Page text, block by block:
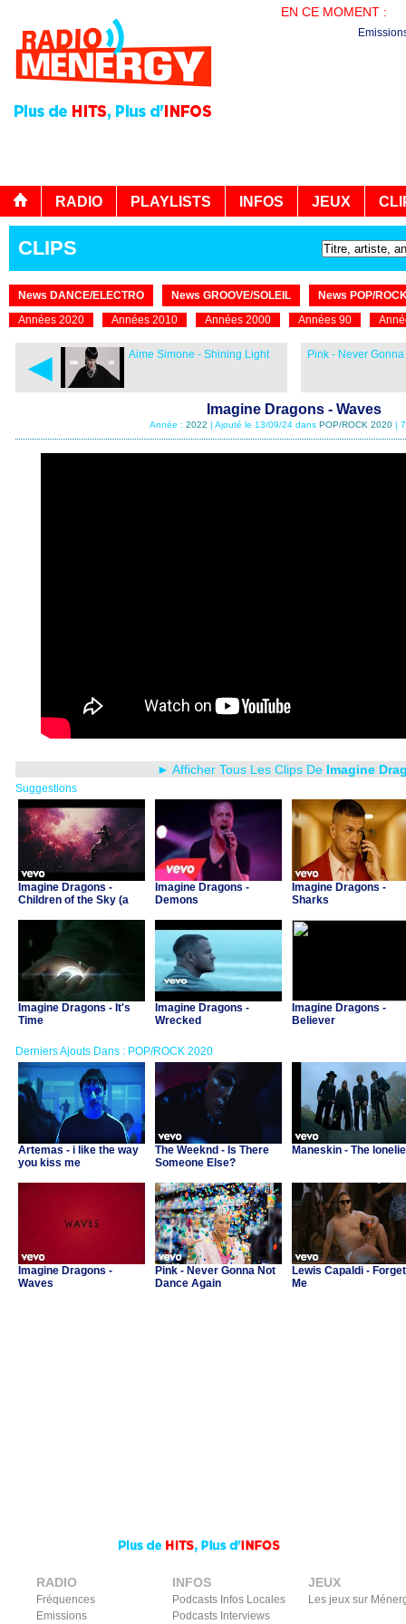
EN CE MOMENT :
RADIO PLAYLISTS INFOS JEUX
CLIPS
News DANCE/ELECTRO News GROOVE/SOLEIL
News POP/
Années 2020
Années 2010 Années 2000 Années 90
◄ Aime Simone - Shining Light Pink - Never
Imagine Dragons - Waves
Année : 2022 | Ajouté le 13/09/24 dans POP/ROCK 2020|
► Afficher Tous Les Clips De Imagine
Suggestions
Imagine Dragons -
Children of the Sky (a
Imagine Dragons -
Demons
Imagine Dragons -
Sharks
Imagine Dragons - It's
Time
Imagine Dragons -
Wrecked
Imagine Dragons -
Believer
Derniers Ajouts Dans : POP/ROCK 2020
Artemas - i like the way
you kiss me
The Weeknd - Is There
Someone Else?
Maneskin - The
Imagine Dragons -
Waves
Pink - Never Gonna Not
Dance Again
Lewis Capaldi - Forget
Me
RADIO
Fréquences
Emissions
INFOS
Podcasts Infos Locales
Podcasts Interviews
JEUX
Les jeux sur